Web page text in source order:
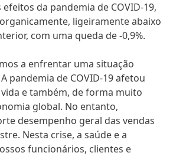
da pandemia de COVID-19,
ligeiramente abaixo
com uma queda de -0,9%.
a enfrentar uma situação
pandemia de COVID-19 afetou
e também, de forma muito
global. No entanto,
desempenho geral das vendas
Nesta crise, a saúde e a
funcionários, clientes e